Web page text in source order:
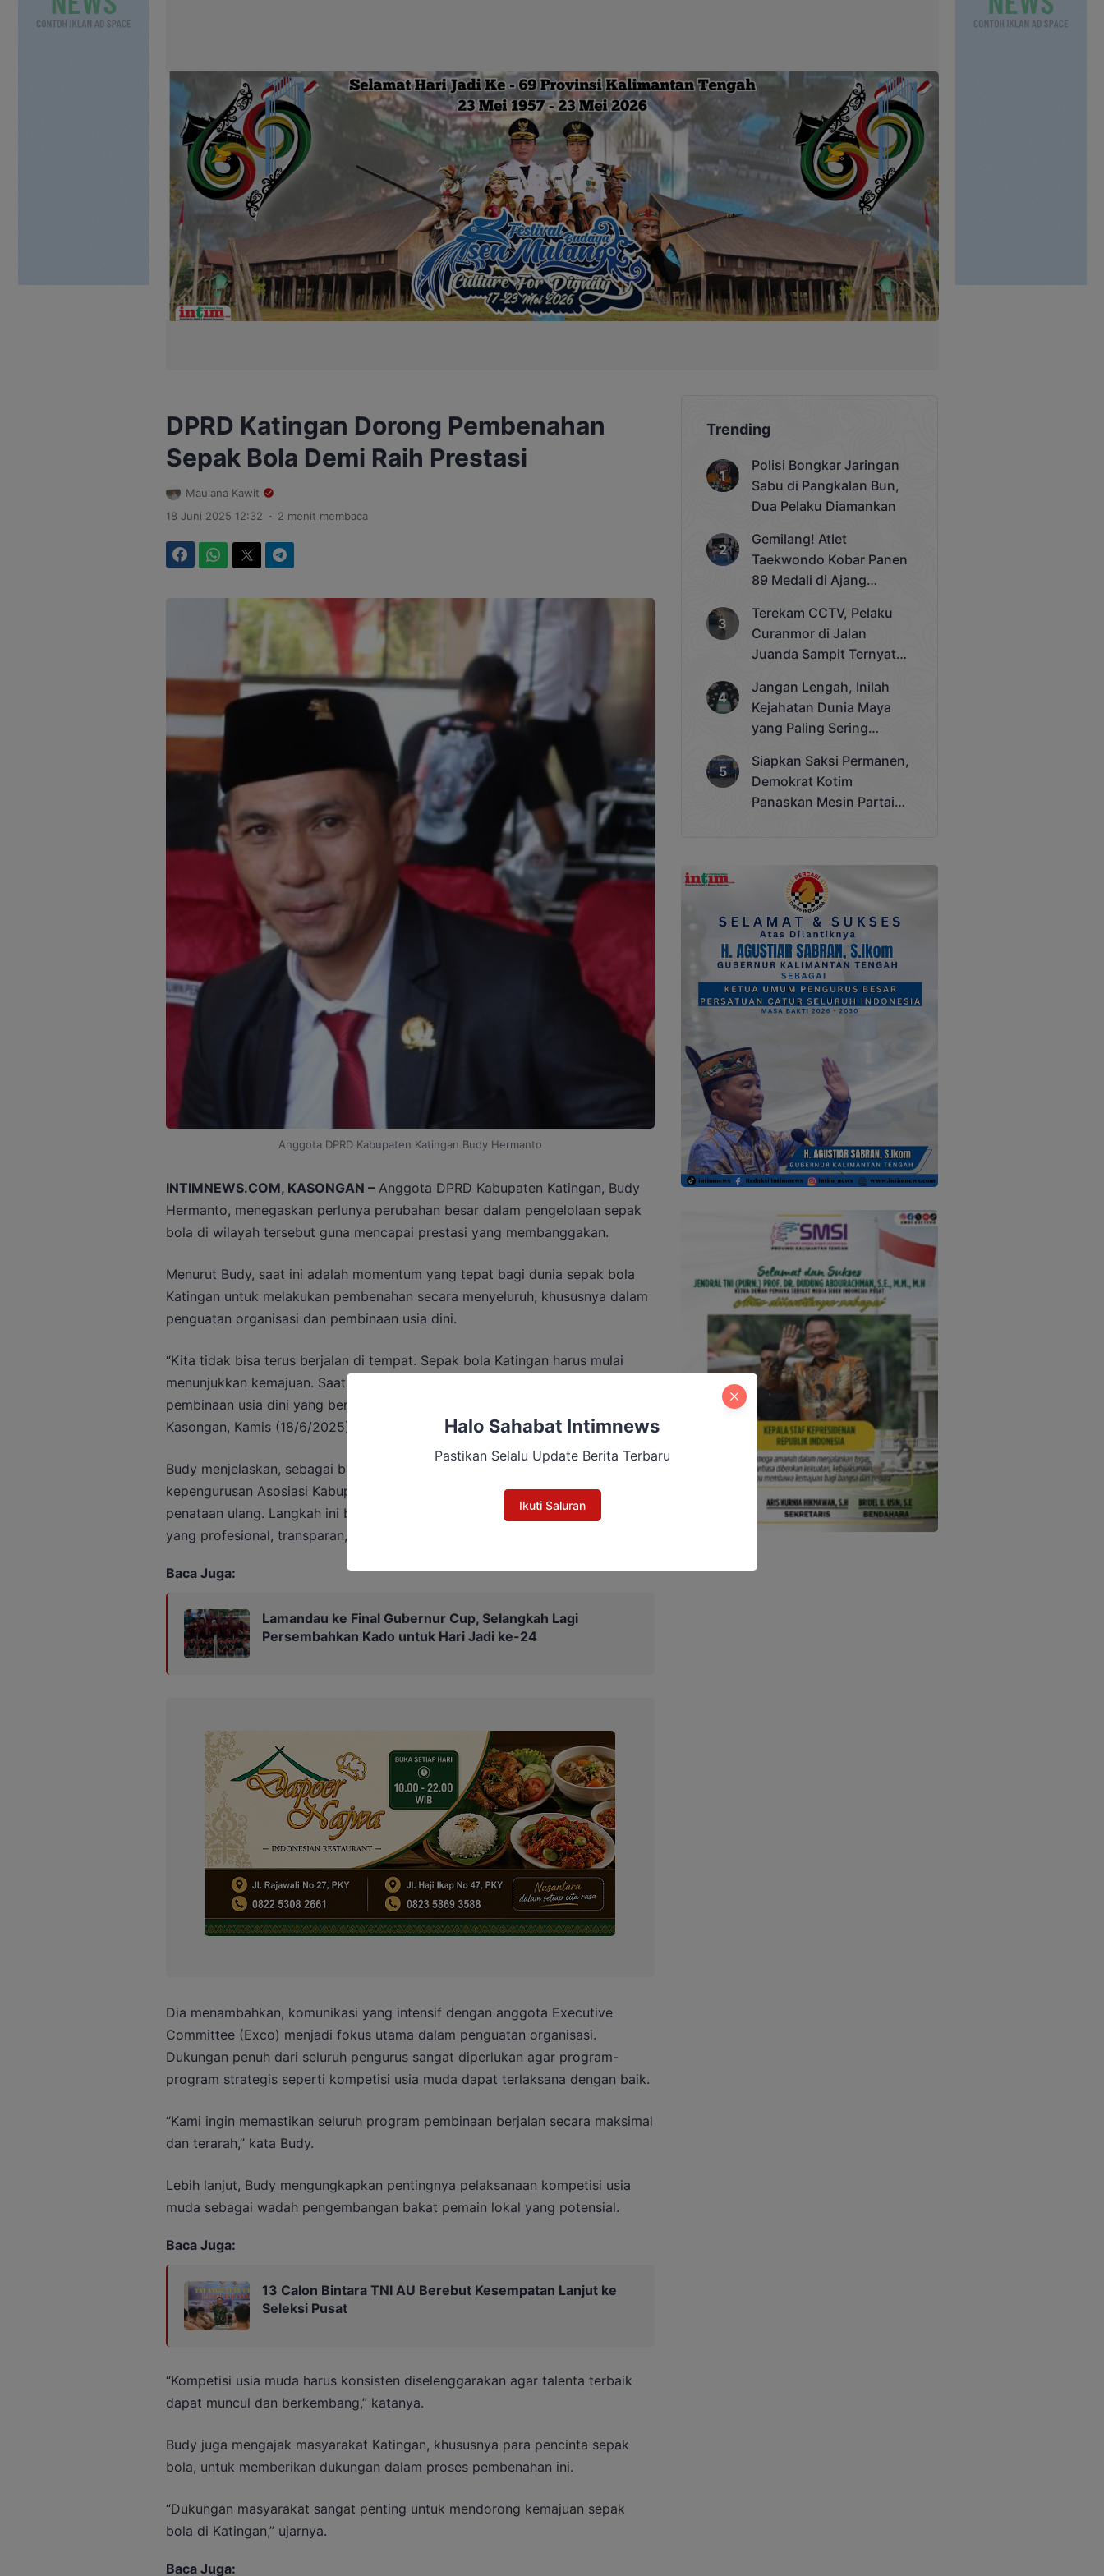
DPRD Katingan Dorong Pembenahan
Sepak Bola Demi Raih Prestasi
Maulana Kawit
18 Juni 2025 12:32 . 2 menit membaca
Anggota DPRD Kabupaten Katingan Budy Hermanto
INTIMNEWS.COM, KASONGAN –Anggota DPRD Kabupaten Katingan, Budy
Hermanto, menegaskan perlunya perubahan besar dalam pengelolaan sepak
bola di wilayah tersebut guna mencapai prestasi yang membanggakan.
Menurut Budy, saat ini adalah momentum yang tepat bagi dunia sepak bola
Katingan untuk melakukan pembenahan secara menyeluruh, khususnya dalam
penguatan organisasi dan pembinaan usia dini.
“Kita tidak bisa terus berjalan di tempat. Sepak bola Katingan harus mulai
menunjukkan kemajuan. Saatnya memperkuat organisasi dan membangun
pembinaan usia dini yang berkelanjutan,” ujar Budy usai mengikuti kegiatan di
Kasongan, Kamis (18/6/2025).
Budy menjelaskan, sebagai bagian dari upaya pembenahan, struktur
kepengurusan Asosiasi Kabupaten PSSI Katingan harus mulai dilakukan
penataan ulang. Langkah ini bertujuan menciptakan sistem pembinaan atlet
yang profesional, transparan, dan berorientasi pada prestasi jangka panjang.
Baca Juga:
Lamandau ke Final Gubernur Cup, Selangkah Lagi
Persembahkan Kado untuk Hari Jadi ke-24
Dia menambahkan, komunikasi yang intensif dengan anggota Executive
Committee (Exco) menjadi fokus utama dalam penguatan organisasi.
Dukungan penuh dari seluruh pengurus sangat diperlukan agar program-
program strategis seperti kompetisi usia muda dapat terlaksana dengan baik.
“Kami ingin memastikan seluruh program pembinaan berjalan secara maksimal
dan terarah,” kata Budy.
Lebih lanjut, Budy mengungkapkan pentingnya pelaksanaan kompetisi usia
muda sebagai wadah pengembangan bakat pemain lokal yang potensial.
Baca Juga:
13 Calon Bintara TNI AU Berebut Kesempatan Lanjut ke
Seleksi Pusat
“Kompetisi usia muda harus konsisten diselenggarakan agar talenta terbaik
dapat muncul dan berkembang,” katanya.
Budy juga mengajak masyarakat Katingan, khususnya para pencinta sepak
bola, untuk memberikan dukungan dalam proses pembenahan ini.
“Dukungan masyarakat sangat penting untuk mendorong kemajuan sepak
bola di Katingan,” ujarnya.
Baca Juga:
Trending
Polisi Bongkar Jaringan
Sabu di Pangkalan Bun,
Dua Pelaku Diamankan
Gemilang! Atlet
Taekwondo Kobar Panen
89 Medali di Ajang
Cup 2025
Terekam CCTV, Pelaku
Curanmor di Jalan
Juanda Sampit Ternyata
Jangan Lengah, Inilah
Kejahatan Dunia Maya
yang Paling Sering
Siapkan Saksi Permanen,
Demokrat Kotim
Panaskan Mesin Partai
Halo Sahabat Intimnews
Pastikan Selalu Update Berita Terbaru
Ikuti Saluran